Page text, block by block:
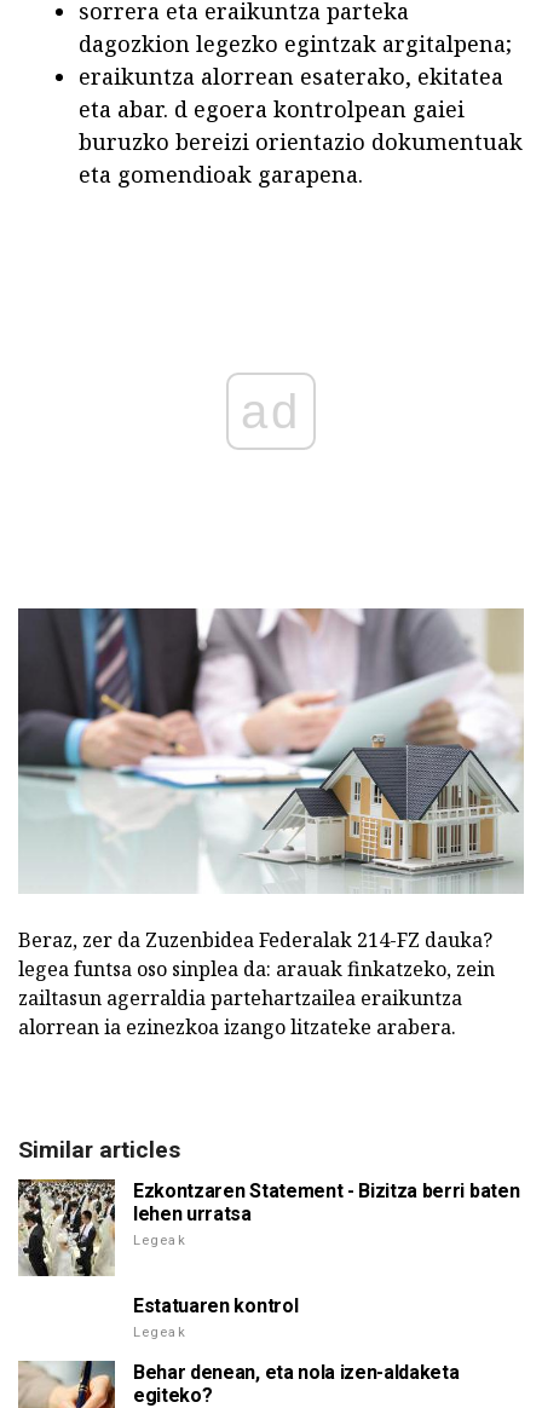
sorrera eta eraikuntza parteka
dagozkion legezko egintzak argitalpena;
eraikuntza alorrean esaterako, ekitatea
eta abar. d egoera kontrolpean gaiei
buruzko bereizi orientazio dokumentuak
eta gomendioak garapena.
ad
Beraz, zer da Zuzenbidea Federalak 214-FZ dauka?
legea funtsa oso sinplea da: arauak finkatzeko, zein
zailtasun agerraldia partehartzailea eraikuntza
alorrean ia ezinezkoa izango litzateke arabera.
Similar articles
Ezkontzaren Statement - Bizitza berri baten
lehen urratsa
Legeak
Estatuaren kontrol
Legeak
Behar denean, eta nola izen-aldaketa
egiteko?